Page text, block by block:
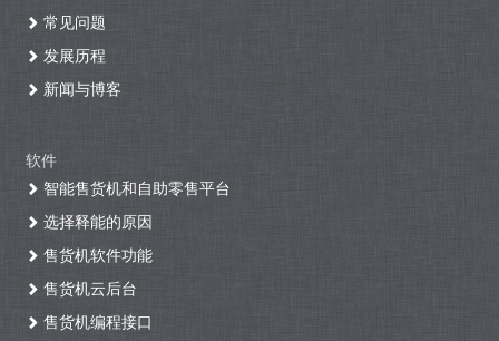
常见问题
发展历程
新闻与博客
软件
智能售货机和自助零售平台
选择释能的原因
售货机软件功能
售货机云后台
售货机编程接口